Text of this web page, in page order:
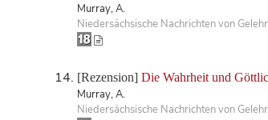
Murray, A.
Niedersächsische Nachrichten von
[Rezension] Die Wahrheit und
Murray, A.
Niedersächsische Nachrichten von